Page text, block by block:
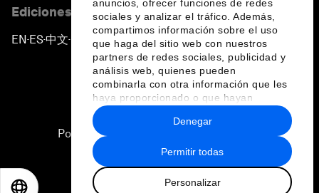
anuncios, ofrecer funciones de redes
sociales y analizar el tráfico. Además,
compartimos información sobre el uso
que haga del sitio web con nuestros
partners de redes sociales, publicidad y
análisis web, quienes pueden
combinarla con otra información que les
haya proporcionado o que hayan
recopilado a partir del uso que haya
hecho de sus servicios.
Permitir todas
Personalizar
Denegar
Ediciones en otros idiomas
EN ▪ES▪中文▪ 日本語
Política de privacidad y normas de uso
Sitemap
2026 Foro Económico Mundial